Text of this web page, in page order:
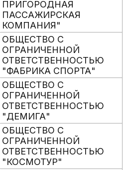
ПРИГОРОДНАЯ
ПАССАЖИРСКАЯ
КОМПАНИЯ"
ОБЩЕСТВО С
ОГРАНИЧЕННОЙ
ОТВЕТСТВЕННОСТЬЮ
"ФАБРИКА СПОРТА"
ОБЩЕСТВО С
ОГРАНИЧЕННОЙ
ОТВЕТСТВЕННОСТЬЮ
"ДЕМИГА"
ОБЩЕСТВО С
ОГРАНИЧЕННОЙ
ОТВЕТСТВЕННОСТЬЮ
"КОСМОТУР"